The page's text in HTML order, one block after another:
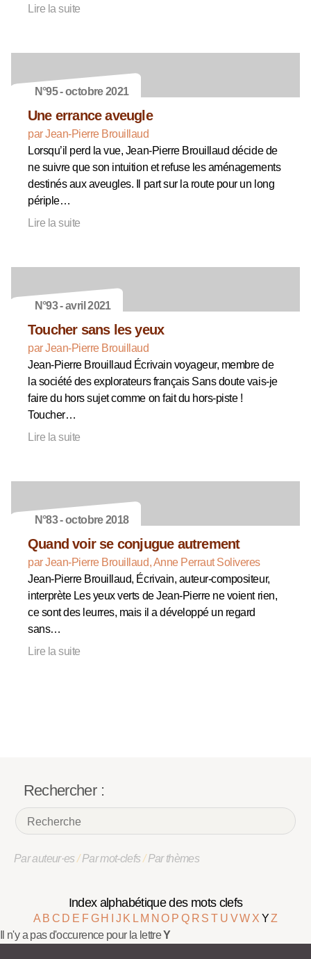
Lire la suite
N°95 - octobre 2021
Une errance aveugle
par Jean-Pierre Brouillaud
Lorsqu’il perd la vue, Jean-Pierre Brouillaud décide de
ne suivre que son intuition et refuse les aménagements
destinés aux aveugles. Il part sur la route pour un long
périple…
Lire la suite
N°93 - avril 2021
Toucher sans les yeux
par Jean-Pierre Brouillaud
Jean-Pierre Brouillaud Écrivain voyageur, membre de
la société des explorateurs français Sans doute vais-je
faire du hors sujet comme on fait du hors-piste !
Toucher…
Lire la suite
N°83 - octobre 2018
Quand voir se conjugue autrement
par Jean-Pierre Brouillaud, Anne Perraut Soliveres
Jean-Pierre Brouillaud, Écrivain, auteur-compositeur,
interprète Les yeux verts de Jean-Pierre ne voient rien,
ce sont des leurres, mais il a développé un regard
sans…
Lire la suite
Rechercher :
Par auteur·es/Par mot-clefs/Par thèmes
Index alphabétique des mots clefs
A B C D E F G H J K L M NO P Q R ST U VW X YZ
Il n'y a pas d'occurence pour la lettreY